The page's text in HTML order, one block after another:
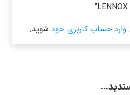
وارد حساب کاربری خود شوید.